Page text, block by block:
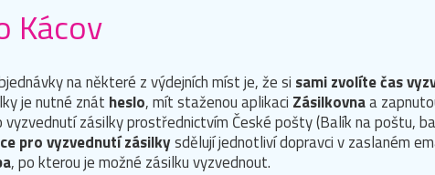
Kácov
na některé z výdejních míst je, že si sami zvolíte čas
je nutné znát heslo, mít staženou aplikaci Zásilkovnaa
vyzvednutí zásilky prostřednictvím České pošty (Balík na poštu,
pro vyzvednutí zásilkysdělují jednotliví dopravci v zaslaném
, po kterou je možné zásilku vyzvednout.